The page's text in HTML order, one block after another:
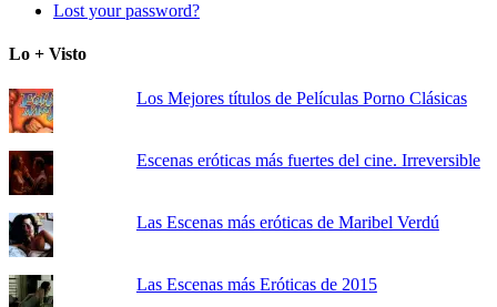
Lost your password?
Lo + Visto
Los Mejores títulos de Películas Porno Clásicas
Escenas eróticas más fuertes del cine. Irreversible
Las Escenas más eróticas de Maribel Verdú
Las Escenas más Eróticas de 2015